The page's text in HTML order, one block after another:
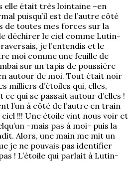
elle était très lointaine –en
puisqu’il est de l’autre côté
de toutes mes forces sur la
déchirer le ciel comme Lutin-
je l’entendis et le
moi comme une feuille de
sur un tapis de poussière
autour de moi. Tout était noir
milliers d’étoiles qui, elles,
qui se passait autour d’elles !
l’un à côté de l’autre en train
ciel !!! Une étoile vint nous voir et
–mais pas à moi- puis la
Alors, une main me mit un
je ne pouvais pas identifier
! L’étoile qui parlait à Lutin-